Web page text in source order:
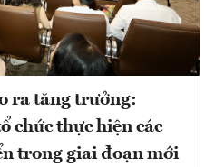
ra tăng trưởng:
chức thực hiện các
trong giai đoạn mới